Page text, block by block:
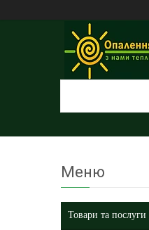
Товари та послуги